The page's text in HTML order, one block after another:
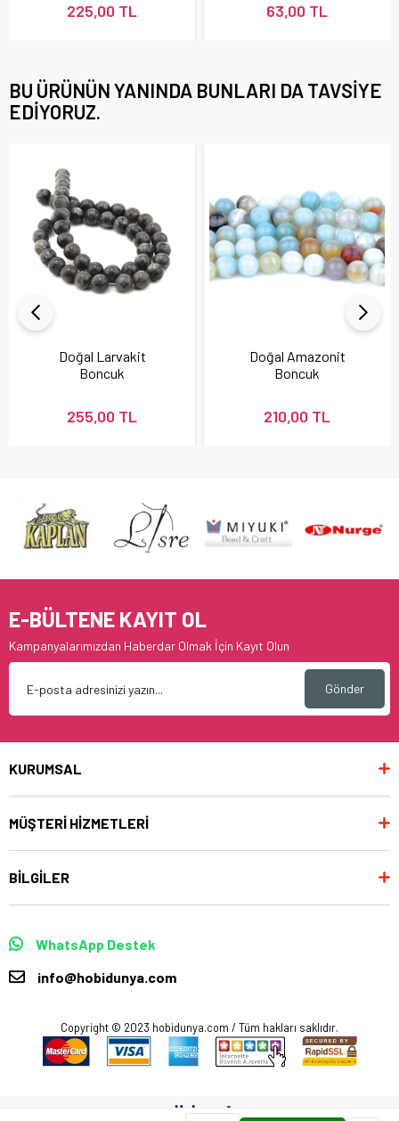
225,00 TL 63,00 TL
BU ÜRÜNÜN YANINDA BUNLARI DA TAVSIYE
EDIYORUZ.
Doğal Larvakit
Boncuk
255,00 TL
Doğal Amazonit
Boncuk
210,00 TL
E-BÜLTENE KAYIT OL
Kampanyalarımızdan Haberdar Olmak İçin Kayıt Olun
Gönder
KURUMSAL
MÜŞTERİ HİZMETLERİ
BİLGİLER
WhatsApp Destek
info@hobidunya.com
Copyright © 2023 hobidunya.com / Tüm hakları saklıdır.